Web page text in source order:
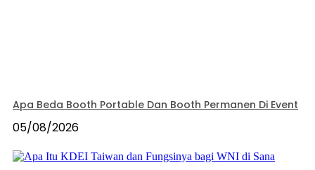
Apa Beda Booth Portable Dan Booth Permanen Di Event
05/08/2026